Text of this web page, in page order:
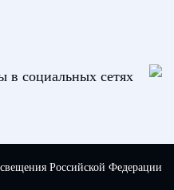
в социальных сетях
Российской Федерации